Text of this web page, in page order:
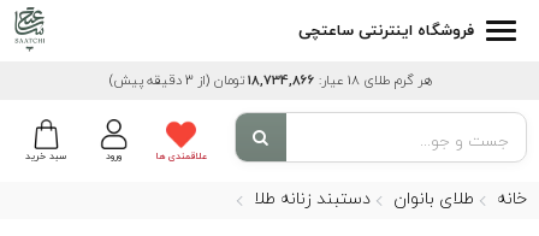
فروشگاه اینترنتی ساعتچی
هر گرم طلای 18 عیار: 18,734,866 تومان (از 3 دقیقه پیش)
سبد خرید ورود علاقمندی ها
خانه طلای بانوان دستبند زنانه طلا